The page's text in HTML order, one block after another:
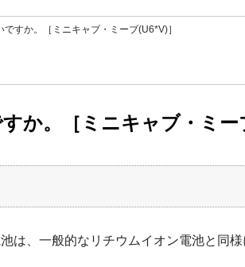
すか。［ミニキャブ・ミーブ(U6*V)］
か。［ミニキャブ・ミー
は、一般的なリチウムイオン電池と同